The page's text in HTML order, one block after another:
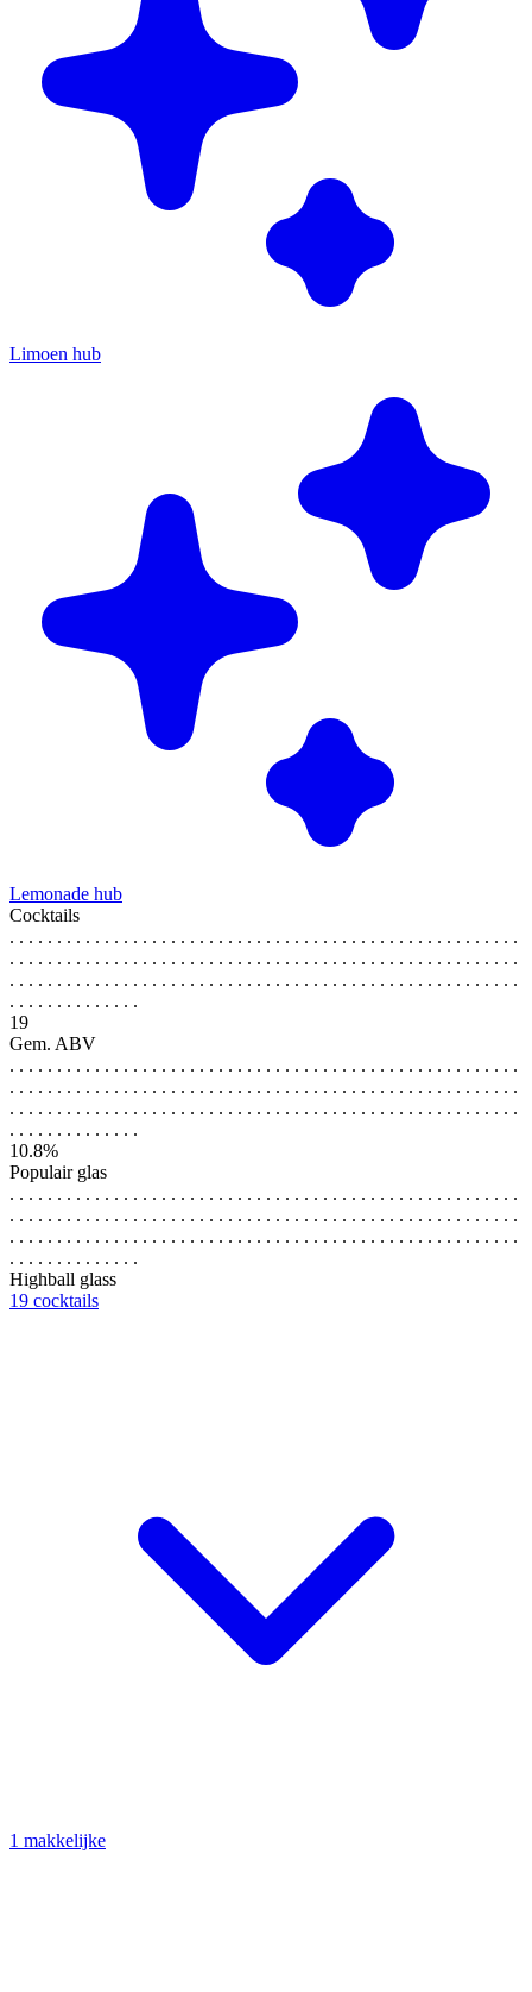
Limoen hub
Lemonade hub
Cocktails
. . . . . . . . . . . . . . . . . . . . . . . . . . . . . . . . . . . . . . . . . . . . . . . . . . . . . .
. . . . . . . . . . . . . . . . . . . . . . . . . . . . . . . . . . . . . . . . . . . . . . . . . . . . . .
. . . . . . . . . . . . . . . . . . . . . . . . . . . . . . . . . . . . . . . . . . . . . . . . . . . . . .
. . . . . . . . . . . . . .
19
Gem. ABV
. . . . . . . . . . . . . . . . . . . . . . . . . . . . . . . . . . . . . . . . . . . . . . . . . . . . . .
. . . . . . . . . . . . . . . . . . . . . . . . . . . . . . . . . . . . . . . . . . . . . . . . . . . . . .
. . . . . . . . . . . . . . . . . . . . . . . . . . . . . . . . . . . . . . . . . . . . . . . . . . . . . .
. . . . . . . . . . . . . .
10.8%
Populair glas
. . . . . . . . . . . . . . . . . . . . . . . . . . . . . . . . . . . . . . . . . . . . . . . . . . . . . .
. . . . . . . . . . . . . . . . . . . . . . . . . . . . . . . . . . . . . . . . . . . . . . . . . . . . . .
. . . . . . . . . . . . . . . . . . . . . . . . . . . . . . . . . . . . . . . . . . . . . . . . . . . . . .
. . . . . . . . . . . . . .
Highball glass
19 cocktails
1 makkelijke